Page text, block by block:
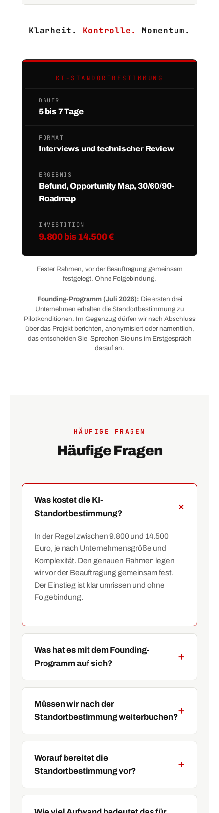
Klarheit. Kontrolle. Momentum.
KI-STANDORTBESTIMMUNG
DAUER
5 bis 7 Tage
FORMAT
Interviews und technischer Review
ERGEBNIS
Befund, Opportunity Map, 30/60/90-
Roadmap
INVESTITION
9.800 bis 14.500 €
Fester Rahmen, vor der Beauftragung gemeinsam
festgelegt. Ohne Folgebindung.
Founding-Programm (Juli 2026): Die ersten drei
Unternehmen erhalten die Standortbestimmung zu
Pilotkonditionen. Im Gegenzug dürfen wir nach Abschluss
über das Projekt berichten, anonymisiert oder namentlich,
das entscheiden Sie. Sprechen Sie uns im Erstgespräch
darauf an.
HÄUFIGE FRAGEN
Häufige Fragen
Was kostet die KI-
Standortbestimmung?
In der Regel zwischen 9.800 und 14.500
Euro, je nach Unternehmensgröße und
Komplexität. Den genauen Rahmen legen
wir vor der Beauftragung gemeinsam fest.
Der Einstieg ist klar umrissen und ohne
Folgebindung.
Was hat es mit dem Founding-
Programm auf sich?
Müssen wir nach der
Standortbestimmung weiterbuchen?
Worauf bereitet die
Standortbestimmung vor?